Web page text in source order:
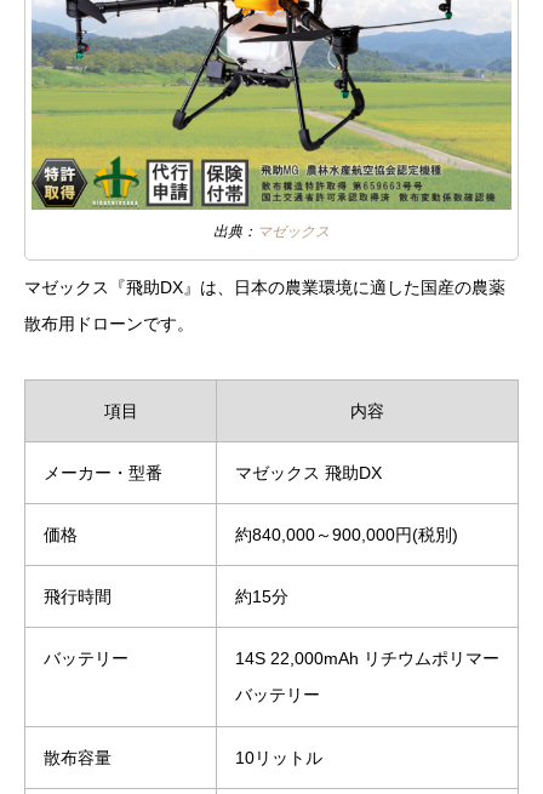
出典： マゼックス
マゼックス『飛助DX』は、日本の農業環境に適した国産の農薬
散布用ドローンです。
項目 内容
メーカー・型番 マゼックス 飛助DX
価格 約840,000～900,000円(税別)
飛行時間 約15分
バッテリー
14S 22,000mAh リチウムポリマー
バッテリー
散布容量 10リットル